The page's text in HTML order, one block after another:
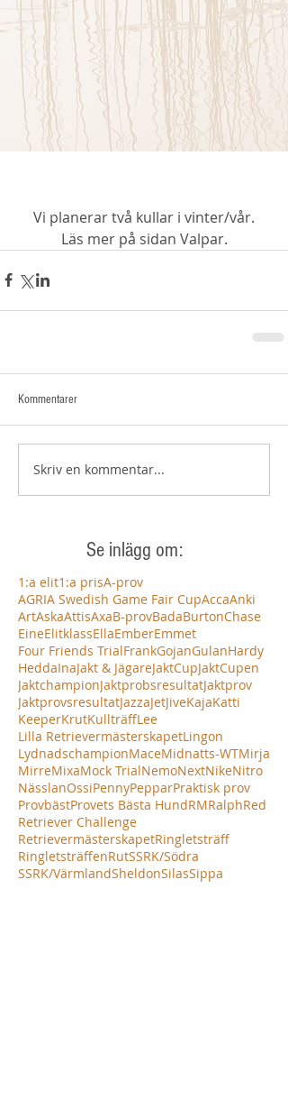
Vi planerar två kullar i vinter/vår.
Läs mer på sidan Valpar.
Kommentarer
Skriv en kommentar...
Se inlägg om:
1:a elit1:a prisA-prov
AGRIA Swedish Game Fair CupAccaAnki
ArtAskaAttisAxaB-provBadaBurtonChase
EineElitklassEllaEmberEmmet
Four Friends TrialFrankGojanGulanHardy
HeddaInaJakt & JägareJaktCupJaktCupen
JaktchampionJaktprobsresultatJaktprov
JaktprovsresultatJazzaJetJiveKajaKatti
KeeperKrutKullträffLee
Lilla RetrievermästerskapetLingon
LydnadschampionMaceMidnatts-WTMirja
MirreMixaMock TrialNemoNextNikeNitro
NässlanOssiPennyPepparPraktisk prov
ProvbästProvets Bästa HundRMRalphRed
Retriever Challenge
RetrievermästerskapetRingletsträff
RingletsträffenRutSSRK/Södra
SSRK/VärmlandSheldonSilasSippa